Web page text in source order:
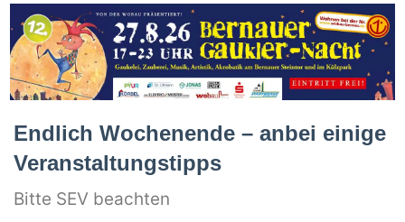
Endlich Wochenende – anbei einige
Veranstaltungstipps
Bitte SEV beachten